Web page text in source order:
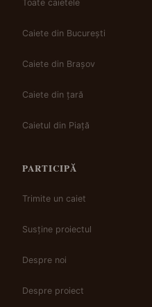
Toate caietele
Caiete din București
Caiete din Brașov
Caiete din țară
Caietul din Piață
PARTICIPĂ
Trimite un caiet
Susține proiectul
Despre noi
Despre proiect